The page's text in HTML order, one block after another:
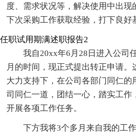
度、需求状况等，解决使用中出现
下次采购工作获取经验，打下良好
任职试用期满述职报告2
我自20xx年6月28日进入公司
月的时间，现正式提出转正申请。
大力支持下，在公司各部门同仁的
司同仁一道，团结一心，踏实工作
开展各项工作任务。
下方我将3个多月来自我的工